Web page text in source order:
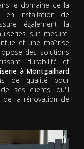
le domaine de la
en installation de
également la
sur mesure.
et une maîtrise
des solutions
durabilité et
à Montgailhard
de qualité pour
ses clients, qu'il
de la rénovation de